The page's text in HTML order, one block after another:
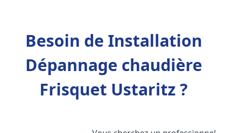
Besoin de Installation
Dépannage chaudière
Frisquet Ustaritz ?